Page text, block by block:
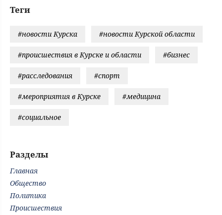
Теги
#новости Курска #новости Курской области
#происшествия в Курске и области #бизнес
#расследования #спорт
#мероприятия в Курске #медицина
#социальное
Разделы
Главная
Общество
Политика
Происшествия